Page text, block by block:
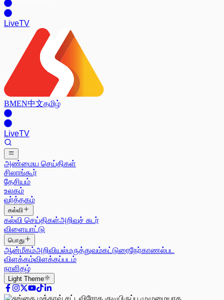
LiveTV
BMEN中文தமிழ்
LiveTV
அண்மைய செய்திகள்
சிலாங்கூர்
தேசியம்
உலகம்
வர்த்தகம்
கல்வி
கல்வி செய்திகள்அறிவுச் சுடர்
விளையாட்டு
பொது
ஆன்மீகம்அறிவியல்மருத்துவம்கட்டுரைநேர்காணல்பட
விளக்கம்விளக்கப்படம்
நாளிதழ்
Light Theme